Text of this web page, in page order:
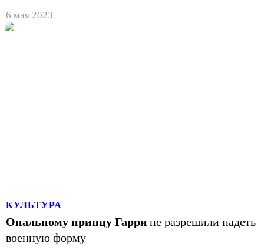
6 мая 2023
КУЛЬТУРА
Опальному принцу Гарри не разрешили надеть
военную форму